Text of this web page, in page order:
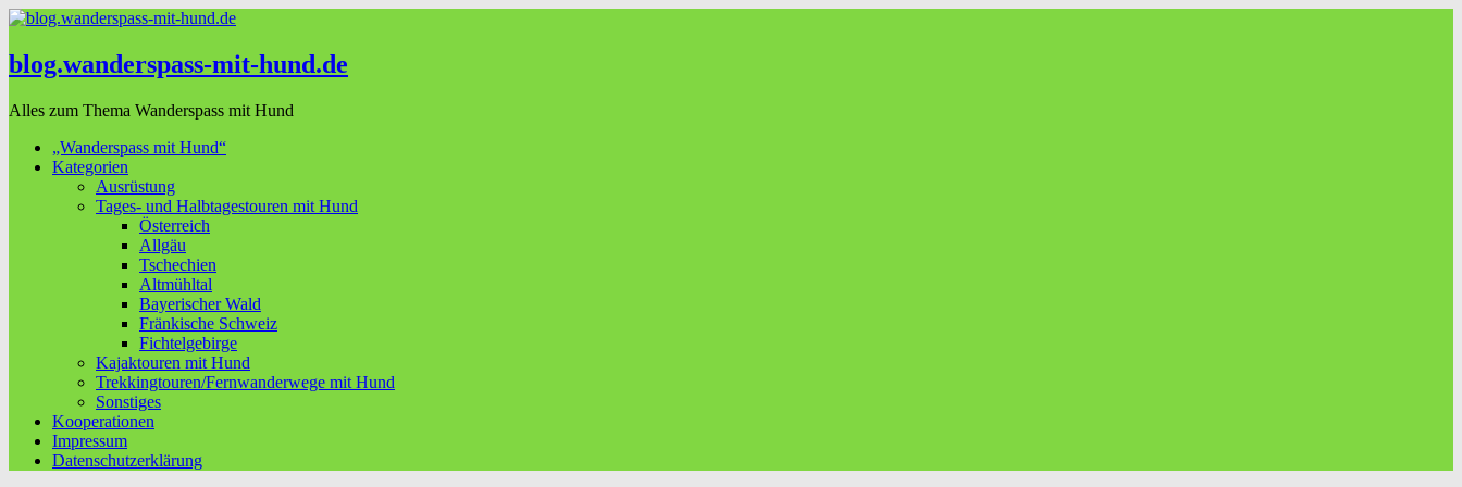
blog.wanderspass-mit-hund.de
Alles zum Thema Wanderspass mit Hund
„Wanderspass mit Hund“
Kategorien
Ausrüstung
Tages- und Halbtagestouren mit Hund
Österreich
Allgäu
Tschechien
Altmühltal
Bayerischer Wald
Fränkische Schweiz
Fichtelgebirge
Kajaktouren mit Hund
Trekkingtouren/Fernwanderwege mit Hund
Sonstiges
Kooperationen
Impressum
Datenschutzerklärung